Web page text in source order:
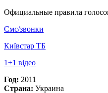
Официальные правила
Смс/звонки
Київстар ТБ
1+1 відео
Год: 2011
Страна: Украина